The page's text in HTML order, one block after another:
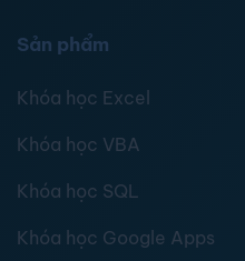
Sản phẩm
Khóa học Excel
Khóa học VBA
Khóa học SQL
Khóa học Google Apps